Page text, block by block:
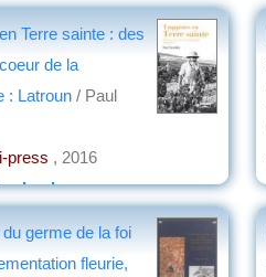
Terre sainte : des
de la
: Latroun / Paul
press , 2016
Lochon
germe de la foi
fleurie,